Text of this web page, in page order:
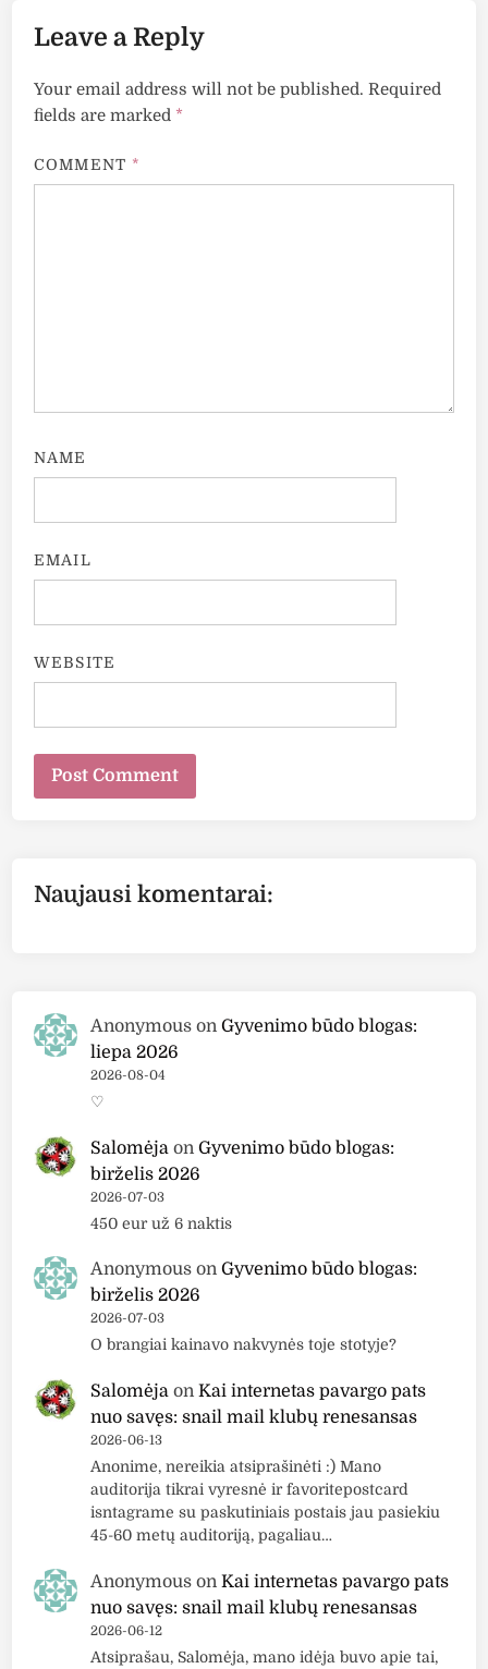
Leave a Reply
Your email address will not be published. Required
fields are marked *
COMMENT *
NAME
EMAIL
WEBSITE
Naujausi komentarai:
Anonymous onGyvenimo būdo blogas:
liepa 2026
2026-08-04
♡
Salomėja onGyvenimo būdo blogas:
birželis 2026
2026-07-03
450 eur už 6 naktis
Anonymous onGyvenimo būdo blogas:
birželis 2026
2026-07-03
O brangiai kainavo nakvynės toje stotyje?
Salomėja onKai internetas pavargo pats
nuo savęs: snail mail klubų renesansas
2026-06-13
Anonime, nereikia atsiprašinėti :) Mano
auditorija tikrai vyresnė ir favoritepostcard
isntagrame su paskutiniais postais jau pasiekiu
45-60 metų auditoriją, pagaliau…
Anonymous onKai internetas pavargo pats
nuo savęs: snail mail klubų renesansas
2026-06-12
Atsiprašau, Salomėja, mano idėja buvo apie tai,